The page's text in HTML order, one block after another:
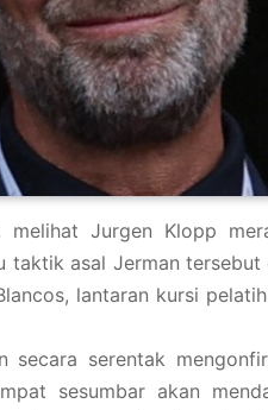
Jurgen Klopp
taktik asal Jerman
lantaran kursi
secara serentak
sesumbar akan